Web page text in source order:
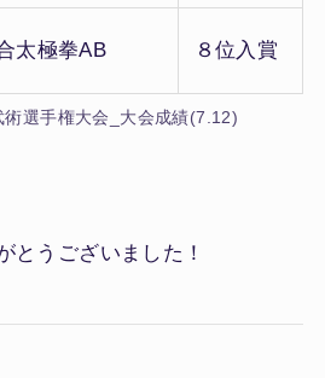
太極拳AB ８位入賞
選手権大会_大会成績(7.12)
とうございました！